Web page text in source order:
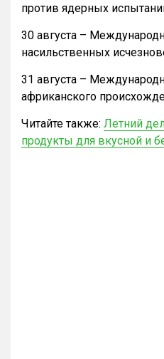
против ядерных
30 августа –
насильственных
31 августа –
африканского
Читайте также: Летний
продукты для вкусной и